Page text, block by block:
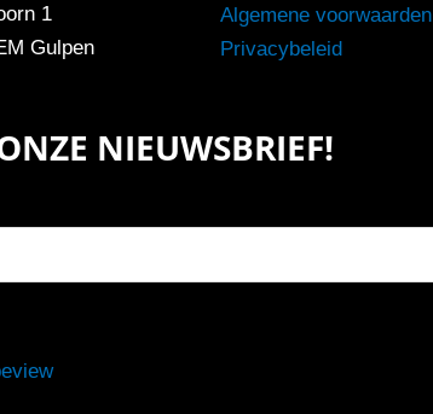
1
Gulpen
Algemene voorwaarden
Privacybeleid
NIEUWSBRIEF!